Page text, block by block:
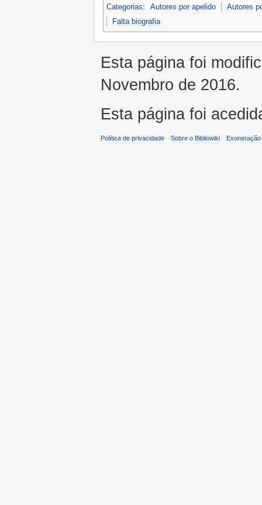
Categorias: Autores por apelido
Autores
Falta biografia
Esta página foi
Novembro de 2016.
Esta página foi
Política de privacidade Sobre o Bibliowiki